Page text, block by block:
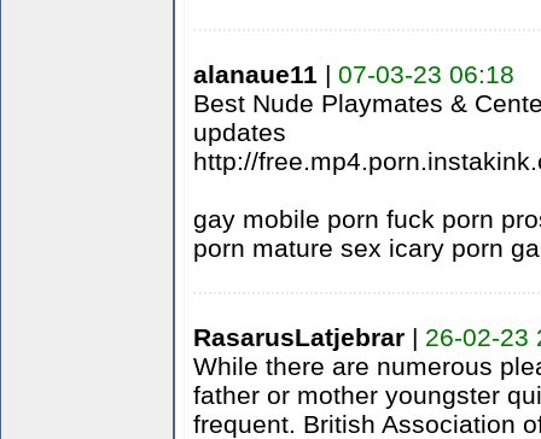
alanaue11| 07-03-23 06:18
Best Nude Playmates &
updates
http://
gay mobile porn fuck porn
porn mature sex icary porn
RasarusLatjebrar| 26-02-23
While there are numerous
father or mother youngster
frequent. British Association